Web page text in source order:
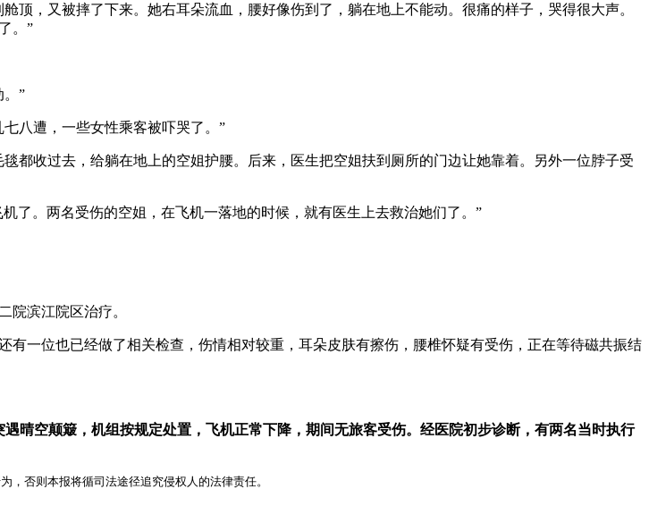
，又被摔了下来。她右耳朵流血，腰好像伤到了，躺在地上不能动。很痛的样子，哭得很大声。
。”
。”
八遭，一些女性乘客被吓哭了。”
都收过去，给躺在地上的空姐护腰。后来，医生把空姐扶到厕所的门边让她靠着。另外一位脖子受
了。两名受伤的空姐，在飞机一落地的时候，就有医生上去救治她们了。”
院滨江院区治疗。
一位也已经做了相关检查，伤情相对较重，耳朵皮肤有擦伤，腰椎怀疑有受伤，正在等待磁共振结
晴空颠簸，机组按规定处置，飞机正常下降，期间无旅客受伤。经医院初步诊断，有两名当时执行
否则本报将循司法途径追究侵权人的法律责任。